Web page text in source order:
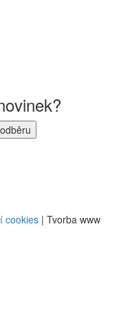
cookies | Tvorba www